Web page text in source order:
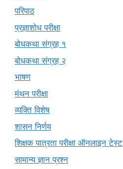
परिपाठ
प्रज्ञाशोध परीक्षा
बोधकथा संग्रह १
बोधकथा संग्रह २
भाषण
मंथन परीक्षा
व्यक्ति विशेष
शासन निर्णय
शिक्षक पात्रता परीक्षा ऑनलाइन टेस्ट
सामान्य ज्ञान प्रश्न